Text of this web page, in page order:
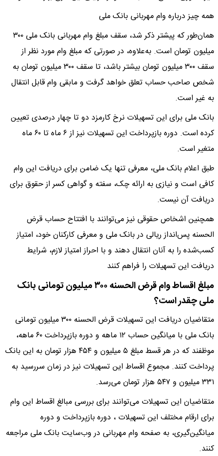
همه چیز درباره وام مهربانی بانک ملی
همان‌طور که پیشتر ذکر شد، سقف مبلغ وام مهربانی بانک ملی ۳۰۰
میلیون تومان است. به‌علاوه، در صورتی که مبلغ وام مورد نظر از
سقف ۳۰۰ میلیون تومان بیشتر باشد، تا سقف ۳۰۰ میلیون تومان به
شخص صاحب حساب تعلق خواهد گرفت و مابقی وام قابل انتقال
به غیر است.
بانک ملی برای این تسهیلات نرخ کارمزد دو تا چهار درصدی تعیین
کرده است. دوره بازپرداخت این تسهیلات نیز از ۶ ماه تا ۶۰ ماه
متغیر است.
طبق اعلام بانک ملی، معرفی تنها یک ضامن برای دریافت این وام
کافی است و نیازی به ارائه چک، سفته و گواهی کسر از حقوق برای
دریافت آن نیست.
همچنین اشخاص حقوقی نیز می‌توانند با افتتاح حساب قرض‌
الحسنه پس‌انداز ریالی در بانک ملی و معرفی کارکنان خود، امتیاز
کسب‌شده را به آنان انتقال دهند و با احراز امتیاز لازم، شرایط
دریافت این تسهیلات را فراهم کنند
مبلغ اقساط وام قرض الحسنه ۳۰۰ میلیون تومانی بانک
ملی چقدر است؟
متقاضیان دریافت این تسهیلات قرض الحسنه ۳۰۰ میلیون تومانی
بانک ملی با میانگین حساب ۱۲ ماهه و دوره بازپرداخت ۶۰ ماهه،
موظفند که در هر قسط مبلغ ۵ میلیون و ۴۵۴ هزار تومان به این بانک
پرداخت کنند. مجموع اقساط این تسهیلات نیز در زمان سررسید به
۳۳۱ میلیون و ۵۴۷ هزار تومان می‌رسد.
متقاضیان این تسهیلات می‌توانند برای بررسی مبالغ اقساط این وام
برای ارقام مختلف این تسهیلات ، دوره بازپرداخت و دوره
میانگین‌گیری، به صفحه وام مهربانی در وب‌سایت بانک ملی مراجعه
کنند.